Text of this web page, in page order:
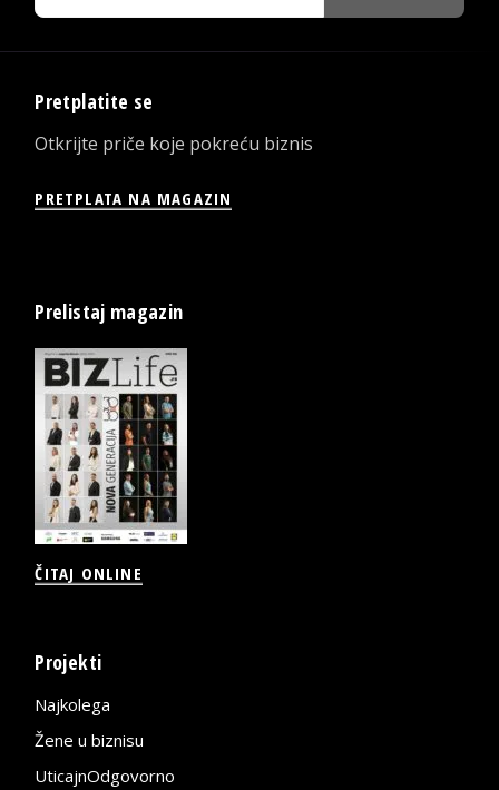
Pretplatite se
Otkrijte priče koje pokreću biznis
PRETPLATA NA MAGAZIN
Prelistaj magazin
ČITAJ ONLINE
Projekti
Najkolega
Žene u biznisu
UticajnOdgovorno